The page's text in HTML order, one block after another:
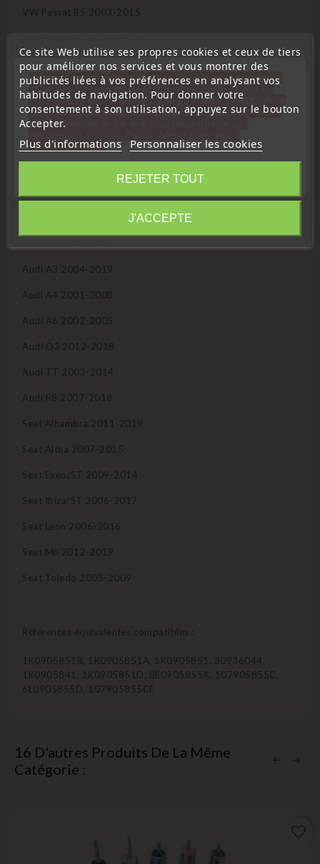
VW Passat B5 2003-2015
VW Polo 2002-2019
VW Scirocco 2009-2019
VW Tiguan 2008-2018
VW Touran 2003-2015
Audi A3 2004-2019
Audi A4 2001-2008
Audi A6 2002-2005
Audi Q3 2012-2018
Audi TT 2003-2014
Audi R8 2007-2018
Seat Alhambra 2011-2019
Seat Altea 2007-2015
Seat Exeo/ST 2009-2014
Seat Ibiza/ST 2006-2017
Seat Leon 2006-2016
Seat Mii 2012-2019
Seat Toledo 2005-2009
Références équivalentes compatibles :
1K0905851B, 1K0905851A, 1K0905851, 30936044,
1K0905841, 1K0905851D, 8E0905855A, 107905855C,
6L0905855D, 107905855CF
16 D'autres Produits De La Même
Catégorie :
Ce site Web utilise ses propres cookies et ceux de tiers
pour améliorer nos services et vous montrer des
publicités liées à vos préférences en analysant vos
habitudes de navigation. Pour donner votre
consentement à son utilisation, appuyez sur le bouton
Accepter.
Plus d'informations Personnaliser les cookies
REJETER TOUT
J'ACCEPTE
« Attention, notre société sera fermée pour congés du
10 aout au 1 septembre inclus. Pour cette raison les
commandes sont traitées jusqu'au 7 aout 14H00. Pour
le service réparation nous devons réceptionner votre
télécommande avant le 6 aout pour qu'elle soit
compréhension»
Fermer
Information